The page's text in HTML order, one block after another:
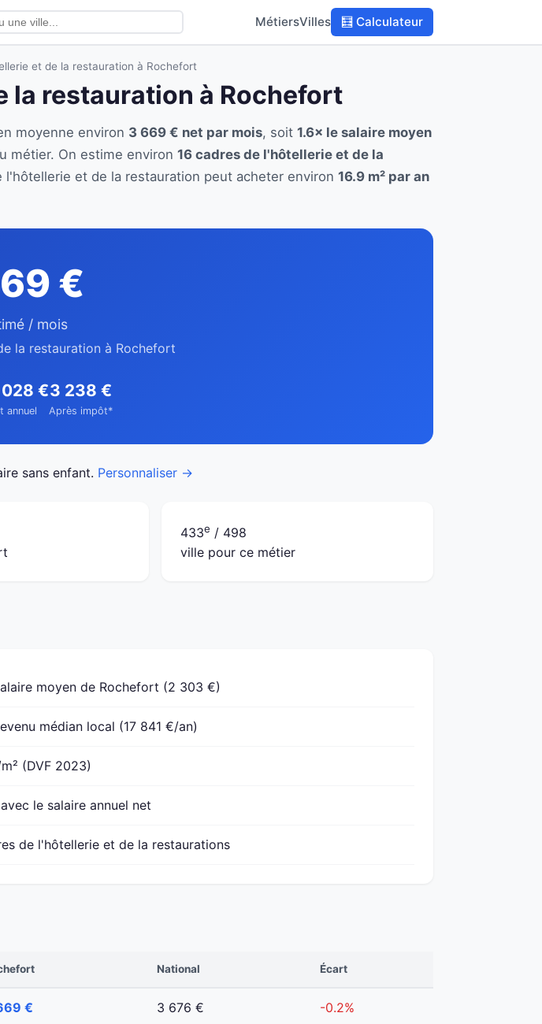
MétiersVilles 🧮 Calculateur
et de la restauration à Rochefort
la restauration à Rochefort
moyenne environ 3 669 € net par mois, soit 1.6× le salaire moyen
métier. On estime environ 16 cadres de l'hôtellerie et de la
et de la restauration peut acheter environ 16.9 m² par an
€
/ mois
la restauration à Rochefort
€
annuel
3 238 €
Après impôt*
sans enfant. Personnaliser →
433e / 498
ville pour ce métier
moyen de Rochefort (2 303 €)
médian local (17 841 €/an)
(DVF 2023)
avec le salaire annuel net
de l'hôtellerie et de la restaurations
National Écart
€ 3 676 € -0.2%